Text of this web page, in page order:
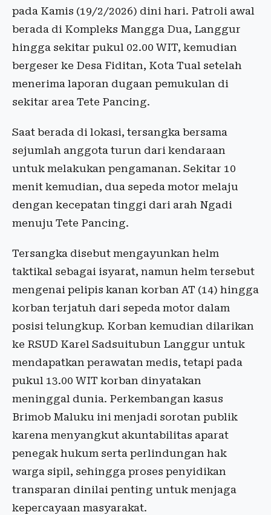
pada Kamis (19/2/2026) dini hari. Patroli awal
berada di Kompleks Mangga Dua, Langgur
hingga sekitar pukul 02.00 WIT, kemudian
bergeser ke Desa Fiditan, Kota Tual setelah
menerima laporan dugaan pemukulan di
sekitar area Tete Pancing.
Saat berada di lokasi, tersangka bersama
sejumlah anggota turun dari kendaraan
untuk melakukan pengamanan. Sekitar 10
menit kemudian, dua sepeda motor melaju
dengan kecepatan tinggi dari arah Ngadi
menuju Tete Pancing.
Tersangka disebut mengayunkan helm
taktikal sebagai isyarat, namun helm tersebut
mengenai pelipis kanan korban AT (14) hingga
korban terjatuh dari sepeda motor dalam
posisi telungkup. Korban kemudian dilarikan
ke RSUD Karel Sadsuitubun Langgur untuk
mendapatkan perawatan medis, tetapi pada
pukul 13.00 WIT korban dinyatakan
meninggal dunia. Perkembangan kasus
Brimob Maluku ini menjadi sorotan publik
karena menyangkut akuntabilitas aparat
penegak hukum serta perlindungan hak
warga sipil, sehingga proses penyidikan
transparan dinilai penting untuk menjaga
kepercayaan masyarakat.